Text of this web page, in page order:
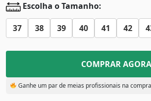
Escolha o Tamanho:
37 38 39 40 41 42
COMPRAR AGORA
Ganhe um par de meias profissionais na